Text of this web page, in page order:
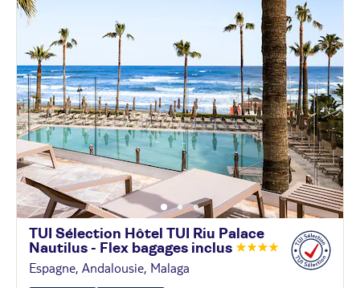
TUI Sélection Hôtel TUI Riu Palace
Nautilus - Flex bagages inclus
Espagne, Andalousie, Malaga